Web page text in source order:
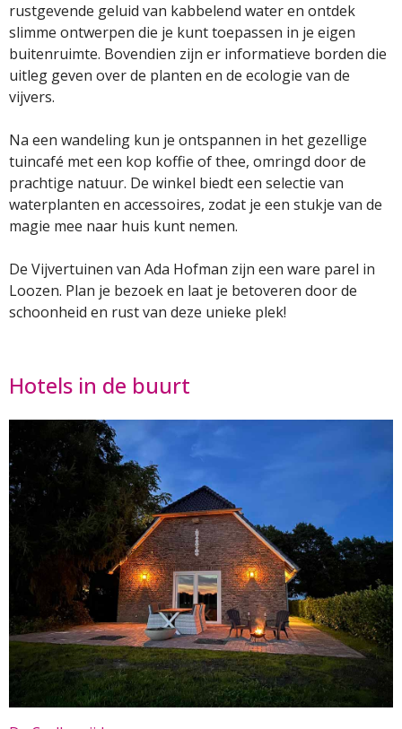
rustgevende geluid van kabbelend water en ontdek
slimme ontwerpen die je kunt toepassen in je eigen
buitenruimte. Bovendien zijn er informatieve borden die
uitleg geven over de planten en de ecologie van de
vijvers.
Na een wandeling kun je ontspannen in het gezellige
tuincafé met een kop koffie of thee, omringd door de
prachtige natuur. De winkel biedt een selectie van
waterplanten en accessoires, zodat je een stukje van de
magie mee naar huis kunt nemen.
De Vijvertuinen van Ada Hofman zijn een ware parel in
Loozen. Plan je bezoek en laat je betoveren door de
schoonheid en rust van deze unieke plek!
Hotels in de buurt